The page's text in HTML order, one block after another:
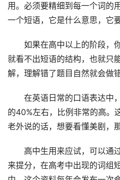
用。必须要精细到每一个词的
一个短语，它是什么意思，它
如果在高中以上的阶段，
就看不出短语的结构，也就只
解，理解错了题目自然就会做错
在英语日常的口语表达中
的40%左右，比例非常的高。
老外说的话，想要看懂美剧，
高中生用来应试，可以通过
来提分，在高考中出现的词组